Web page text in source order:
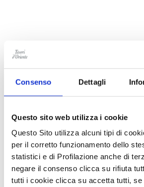
Consenso Dettagli
Questo sito web utilizza i cookie
Questo Sito utilizza alcuni tipi di
per il corretto funzionamento dello
statistici e di Profilazione anche di
negare il consenso clicca su rifiuta
tutti i cookie clicca su accetta tutti,